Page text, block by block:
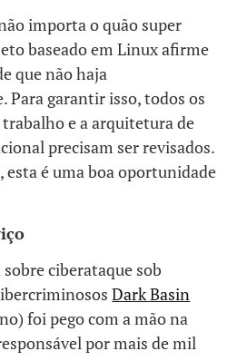
importa o quão super
baseado em Linux afirme
que não haja
Para garantir isso, todos os
e a arquitetura de
precisam ser revisados.
esta é uma boa oportunidade
ciberataque sob
Dark Basin
foi pego com a mão na
por mais de mil